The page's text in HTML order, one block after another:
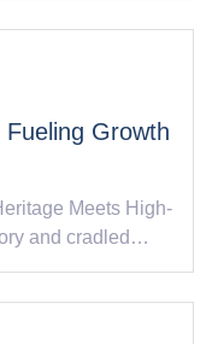
Fueling Growth
Meets High-
and cradled…